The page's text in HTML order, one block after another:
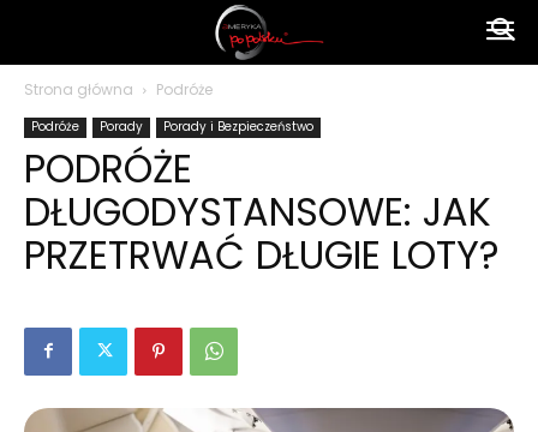
polsku
Strona główna Podróże
Podróże Porady Porady i Bezpieczeństwo
PODRÓŻE
DŁUGODYSTANSOWE: JAK
PRZETRWAĆ DŁUGIE LOTY?